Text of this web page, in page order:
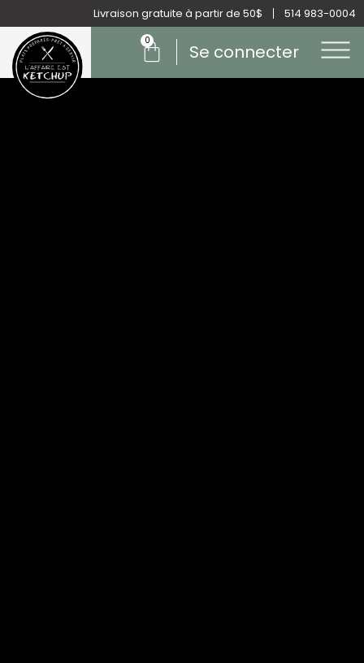
au
contenu
Livraison gratuite à partir de 50$ 514 983-0004
0 Panier
Se connecter